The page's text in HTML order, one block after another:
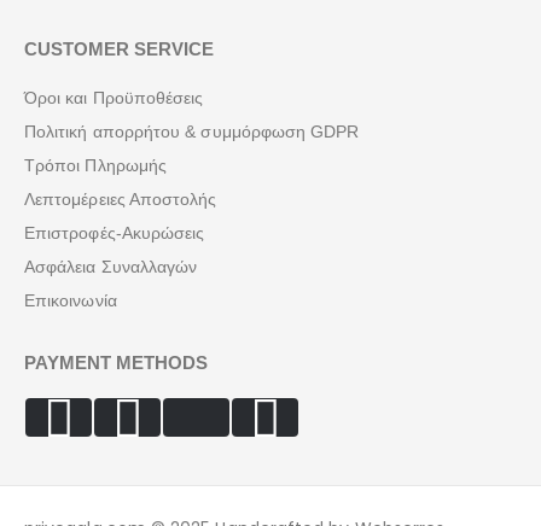
CUSTOMER SERVICE
Όροι και Προϋποθέσεις
Πολιτική απορρήτου & συμμόρφωση GDPR
Τρόποι Πληρωμής
Λεπτομέρειες Αποστολής
Επιστροφές-Ακυρώσεις
Ασφάλεια Συναλλαγών
Επικοινωνία
PAYMENT METHODS